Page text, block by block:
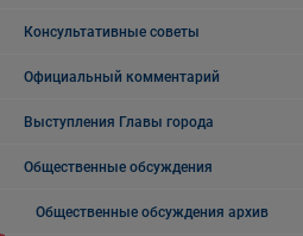
Консультативные советы
Официальный комментарий
Выступления Главы города
Общественные обсуждения
Общественные обсуждения архив